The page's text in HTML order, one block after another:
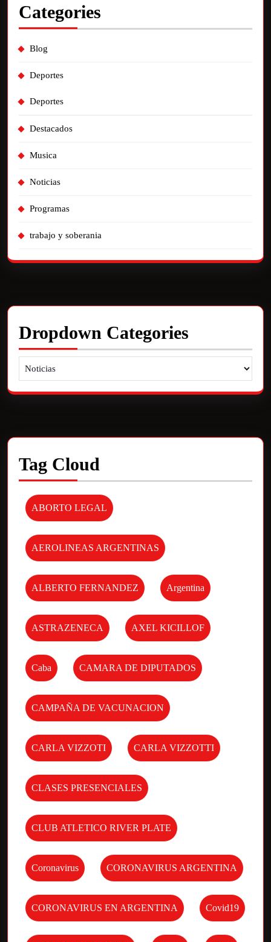
Categories
Blog
Deportes
Deportes
Destacados
Musica
Noticias
Programas
trabajo y soberania
Dropdown Categories
Tag Cloud
ABORTO LEGAL
AEROLINEAS ARGENTINAS
ALBERTO FERNANDEZ Argentina
ASTRAZENECA AXEL KICILLOF
Caba CAMARA DE DIPUTADOS
CAMPAÑA DE VACUNACION
CARLA VIZZOTI CARLA VIZZOTTI
CLASES PRESENCIALES
CLUB ATLETICO RIVER PLATE
Coronavirus CORONAVIRUS ARGENTINA
CORONAVIRUS EN ARGENTINA Covid19